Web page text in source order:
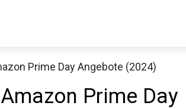
Prime Day Angebote (2024)
Prime Day
Decathlon Sale